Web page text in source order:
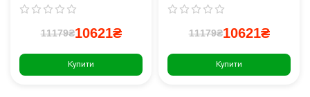
11179₴10621₴
Купити
11179₴10621₴
Купити